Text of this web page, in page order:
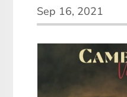
Sep 16, 2021